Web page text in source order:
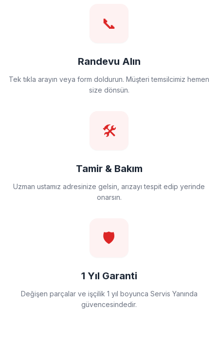
📞
Randevu Alın
Tek tıkla arayın veya form doldurun. Müşteri temsilcimiz hemen
size dönsün.
🛠️
Tamir & Bakım
Uzman ustamız adresinize gelsin, arızayı tespit edip yerinde
onarsın.
🛡️
1 Yıl Garanti
Değişen parçalar ve işçilik 1 yıl boyunca Servis Yanında
güvencesindedir.